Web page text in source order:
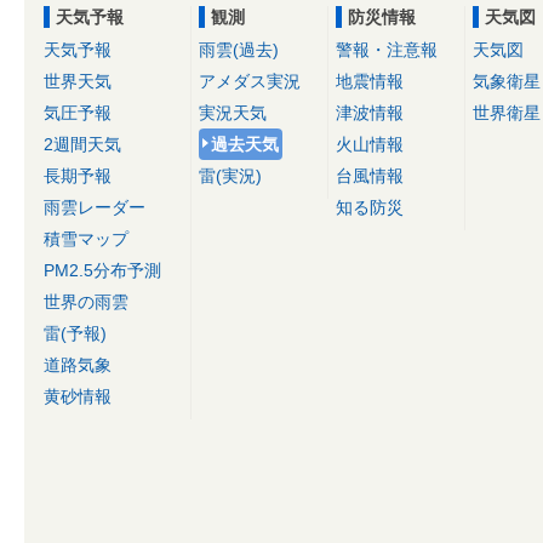
天気予報
天気予報
世界天気
気圧予報
2週間天気
長期予報
雨雲レーダー
積雪マップ
PM2.5分布予測
世界の雨雲
雷(予報)
道路気象
黄砂情報
観測
雨雲(過去)
アメダス実況
実況天気
過去天気
雷(実況)
防災情報
警報・注意報
地震情報
津波情報
火山情報
台風情報
知る防災
天気図
天気図
気象衛星
世界衛星